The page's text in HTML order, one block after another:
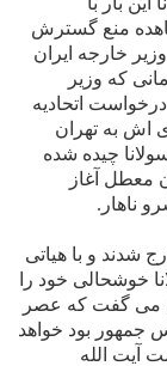
منع گسترش
خارجه ايران
که وزير
اتحاديه
اش به تهران
چيده شده
معطل آغاز
ناهار.
شدند و با هياتى
خوشحالى خود را
مى گفت که عصر
بود خواهد
آيت الله